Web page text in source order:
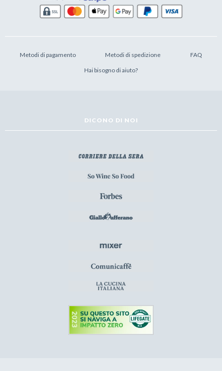
Metodi di pagamento Metodi di spedizione FAQ
Hai bisogno di aiuto?
DICONO DI NOI